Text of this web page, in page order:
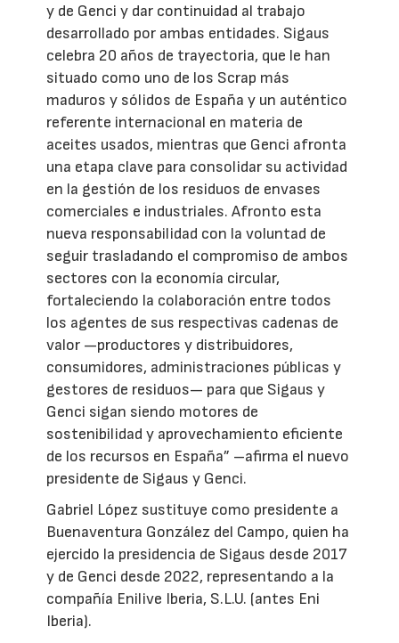
y de Genci y dar continuidad al trabajo
desarrollado por ambas entidades. Sigaus
celebra 20 años de trayectoria, que le han
situado como uno de los Scrap más
maduros y sólidos de España y un auténtico
referente internacional en materia de
aceites usados, mientras que Genci afronta
una etapa clave para consolidar su actividad
en la gestión de los residuos de envases
comerciales e industriales. Afronto esta
nueva responsabilidad con la voluntad de
seguir trasladando el compromiso de ambos
sectores con la economía circular,
fortaleciendo la colaboración entre todos
los agentes de sus respectivas cadenas de
valor —productores y distribuidores,
consumidores, administraciones públicas y
gestores de residuos— para que Sigaus y
Genci sigan siendo motores de
sostenibilidad y aprovechamiento eficiente
de los recursos en España” –afirma el nuevo
presidente de Sigaus y Genci.
Gabriel López sustituye como presidente a
Buenaventura González del Campo, quien ha
ejercido la presidencia de Sigaus desde 2017
y de Genci desde 2022, representando a la
compañía Enilive Iberia, S.L.U. (antes Eni
Iberia).